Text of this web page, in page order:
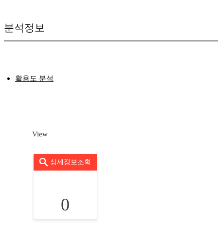
분석정보
활용도 분석
View
상세정보조회
0